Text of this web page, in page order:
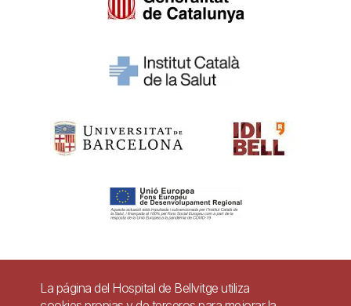
Pie
Contacto
La página del Hospital de Bellvitge utiliza